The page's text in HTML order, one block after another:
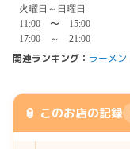
関連ランキング： ラーメン
🏮 このお店の記録